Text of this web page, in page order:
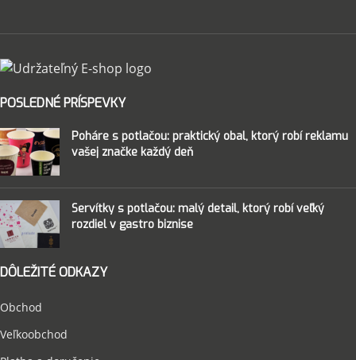
POSLEDNÉ PRÍSPEVKY
Poháre s potlačou: praktický obal, ktorý robí reklamu
vašej značke každý deň
Servítky s potlačou: malý detail, ktorý robí veľký
rozdiel v gastro biznise
DÔLEŽITÉ ODKAZY
Obchod
Veľkoobchod